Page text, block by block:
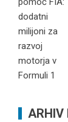
ARHIV